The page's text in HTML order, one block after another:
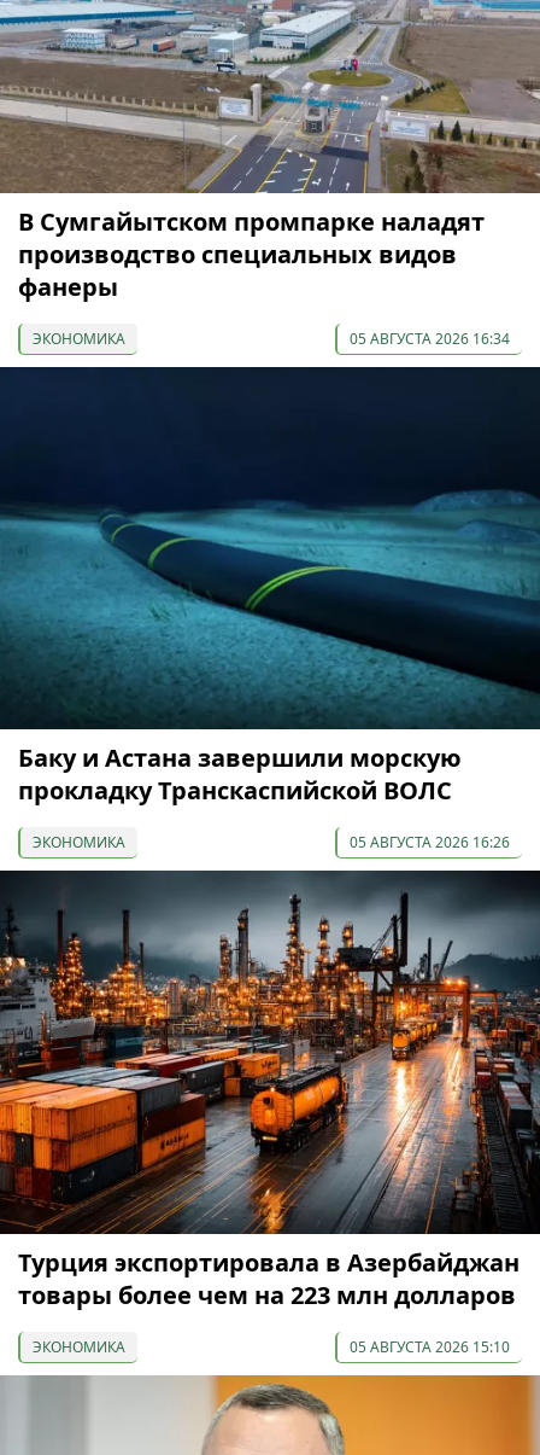
В Сумгайытском промпарке наладят
производство специальных видов
фанеры
ЭКОНОМИКА 05 АВГУСТА 2026 16:34
Баку и Астана завершили морскую
прокладку Транскаспийской ВОЛС
ЭКОНОМИКА 05 АВГУСТА 2026 16:26
Турция экспортировала в Азербайджан
товары более чем на 223 млн долларов
ЭКОНОМИКА 05 АВГУСТА 2026 15:10